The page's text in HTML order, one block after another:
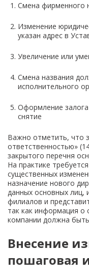
Смена фирменного
Изменение
указан адрес в
Увеличение или
Смена названия
исполнительного
Оформление залога
снятие
Важно отметить, что
ответственностью»
закрытого перечня
На практике
существенных
назначение нового
данных основных лиц,
филиалов и
так как информация о
компании должна
Внесение
пошаговая